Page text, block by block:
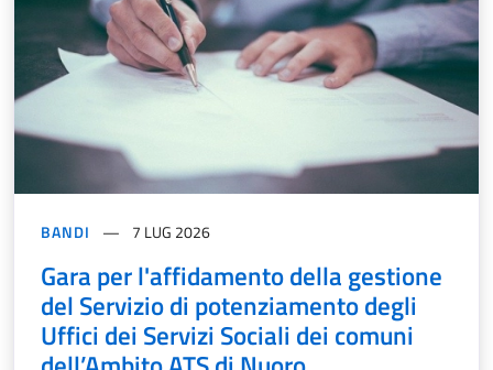
BANDI 7 LUG 2026
Gara per l'affidamento della gestione
del Servizio di potenziamento degli
Uffici dei Servizi Sociali dei comuni